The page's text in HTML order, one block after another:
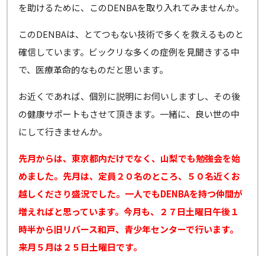
を助けるために、このDENBAを取り入れてみませんか。
このDENBAは、とてつもない技術で多くを救えるものと
確信しています。ビックリな多くの症例を見聞きする中
で、医療革命的なものだと思います。
お近くであれば、個別に説明にお伺いしますし、その後
の健康サポートもさせて頂きます。一緒に、良い世の中
にして行きませんか。
先月からは、東京都内だけでなく、山梨でも勉強会を始
めました。先月は、定員２０名のところ、５０名近くお
越しくださり盛況でした。一人でもDENBAを持つ仲間が
増えればと思っています。今月も、２７日土曜日午後１
時半から旧リバース和戸、青少年センターで行います。
来月５月は２５日土曜日です。